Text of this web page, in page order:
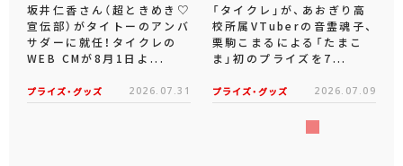
坂井仁香さん（超ときめき♡
宣伝部）がタイトーのアンバ
サダーに就任！タイクレの
WEB CMが8月1日よ...
プライズ・グッズ 2026.07.31
「タイクレ」が、あおぎり高
校所属VTuberの音霊魂子、
栗駒こまるによる「たまこ
ま」初のプライズを7...
プライズ・グッズ 2026.07.09